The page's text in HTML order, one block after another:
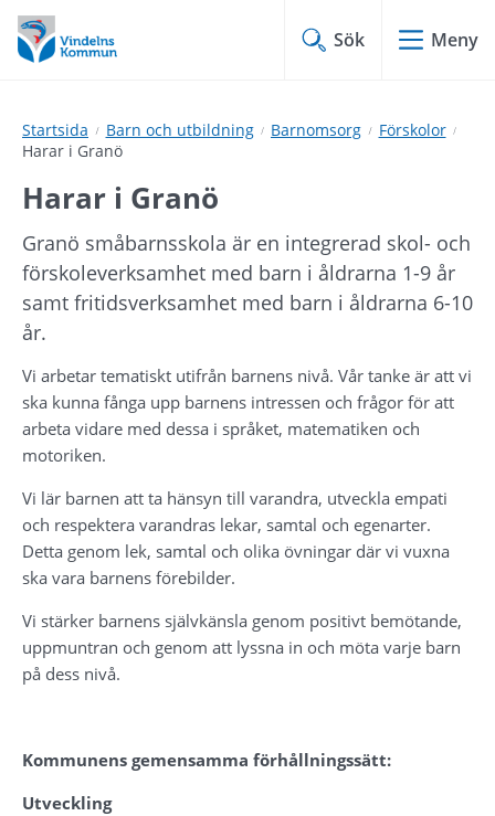
Hoppa
till
innehåll
Hoppa
till
undermeny
Sök Meny
Startsida Barn och utbildning Barnomsorg
Förskolor
Harar i Granö
Harar i Granö
Granö småbarnsskola är en integrerad skol- och
förskoleverksamhet med barn i åldrarna 1-9 år
samt fritidsverksamhet med barn i åldrarna 6-10
år.
Vi arbetar tematiskt utifrån barnens nivå. Vår tanke är att vi
ska kunna fånga upp barnens intressen och frågor för att
arbeta vidare med dessa i språket, matematiken och
motoriken.
Vi lär barnen att ta hänsyn till varandra, utveckla empati
och respektera varandras lekar, samtal och egenarter.
Detta genom lek, samtal och olika övningar där vi vuxna
ska vara barnens förebilder.
Vi stärker barnens självkänsla genom positivt bemötande,
uppmuntran och genom att lyssna in och möta varje barn
på dess nivå.
Kommunens gemensamma förhållningssätt:
Utveckling